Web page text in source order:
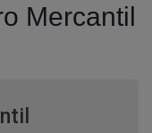
Mercantil